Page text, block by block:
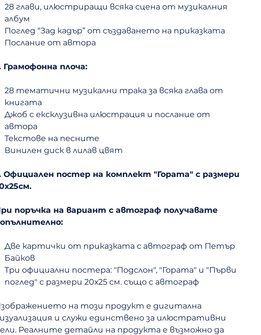
28 глави, илюстриращи всяка сцена от музикалния
албум
Поглед “Зад кадър” от създаването на приказката
Послание от автора
Грамофонна плоча:
28 тематични музикални трака за всяка глава от
книгата
Джоб с ексклузивна илюстрация и послание от
автора
Текстове на песните
Винилен диск в лилав цвят
Официален постер на комплект "Гората" с размери
поръчка на вариант с автограф получавате
Две картички от приказката с автограф от Петър
Байков
Три официални постера: "Подслон", "Гората" и "Първи
поглед" с размери 20х25 см. също с автограф
на този продукт е дигитална
и служи единствено за илюстративни
Реалните детайли на продукта е възможно да